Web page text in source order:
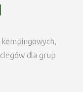
dla grup